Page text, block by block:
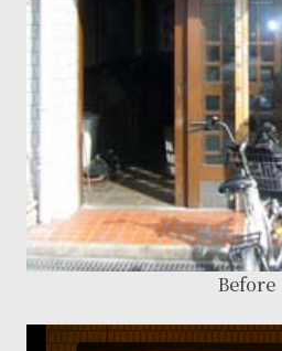
Before